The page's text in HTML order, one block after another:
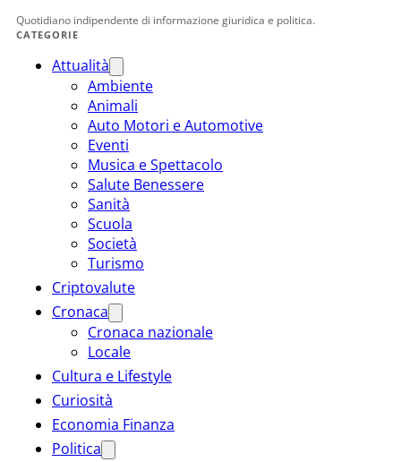
Quotidiano indipendente di informazione giuridica e politica.
CATEGORIE
Attualità
Ambiente
Animali
Auto Motori e Automotive
Eventi
Musica e Spettacolo
Salute Benessere
Sanità
Scuola
Società
Turismo
Criptovalute
Cronaca
Cronaca nazionale
Locale
Cultura e Lifestyle
Curiosità
Economia Finanza
Politica